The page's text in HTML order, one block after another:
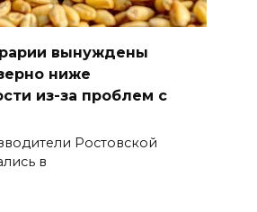
вынуждены
ниже
из-за проблем с
Ростовской
в